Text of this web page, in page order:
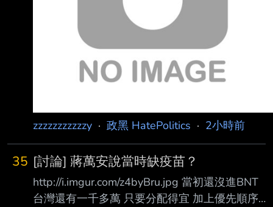
zzzzzzzzzzzy · 政黑 HatePolitics · 2小時前
35 [討論] 蔣萬安說當時缺疫苗？
http://i.imgur.com/z4byBru.jpg 當初還沒進BNT
台灣還有一千多萬 只要分配得宜 加上優先順序